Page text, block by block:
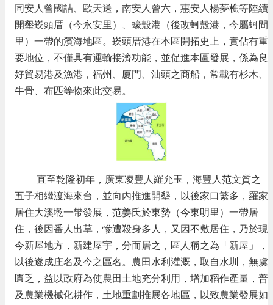
關
資
料
首
市
政
信
箱
常
見
問
答
同安人曾國詰、歐天送，南安人曾六，惠安人楊夢樵等陸續
開墾崁頭厝（今永安里）、蠔殼港（後改蚵殼港，今屬蚵間
里）一帶的濱海地區。崁頭厝港在本區開拓史上，實佔有重
要地位，不僅具有運輸接濟功能，並促進本區發展，係為良
好貿易港及漁港，福州、廈門、汕頭之商船，常載有杉木、
牛骨、布匹等物來此交易。
直至乾隆初年，廣東凌豐人羅允玉，海豐人范文質之
五子相繼渡海來台，並向內推進開墾，以後家口繁多，羅家
居住大溪墘一帶發展，范姜氏於東勢（今東明里）一帶居
住，後因番人出草，慘遭殺身多人，又因不敷居住，乃於現
今新屋地方，新建屋宇，分而居之，區人稱之為「新屋」，
以後遂成庄名及今之區名。農田水利灌溉，取自水圳，無虞
匱乏，益以政府為使農田土地充分利用，增加稻作產量，普
及農業機械化耕作，土地重劃推展各地區，以致農業發展如